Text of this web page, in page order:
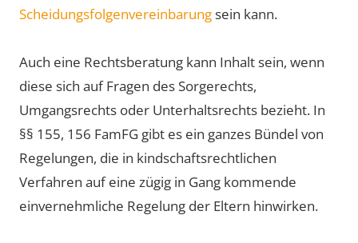
Scheidungsfolgenvereinbarungsein kann.
Auch eine Rechtsberatung kann Inhalt sein, wenn
diese sich auf Fragen des Sorgerechts,
Umgangsrechts oder Unterhaltsrechts bezieht. In
§§ 155, 156 FamFG gibt es ein ganzes Bündel von
Regelungen, die in kindschaftsrechtlichen
Verfahren auf eine zügig in Gang kommende
einvernehmliche Regelung der Eltern hinwirken.